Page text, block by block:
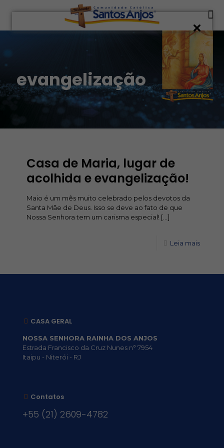
evangelização
Casa de Maria, lugar de
acolhida e evangelização!
Maio é um mês muito celebrado pelos devotos da
Santa Mãe de Deus. Isso se deve ao fato de que
Nossa Senhora tem um carisma especial! […]
Leia mais
CASA GERAL
NOSSA SENHORA RAINHA DOS ANJOS
Estrada Francisco da Cruz Nunes n° 7954
Itaipu - Niterói - RJ
Contatos
+55 (21) 2609-4782